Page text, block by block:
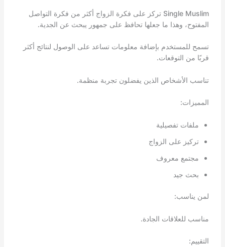
Single Muslim تركز على فكرة الزواج أكثر من فكرة التواصل
المفتوح، وهذا ما جعلها تحافظ على جمهور يبحث عن الجدية.
تسمح للمستخدم بإضافة معلومات تساعد على الوصول لنتائج أكثر
قربًا من التوقعات.
تناسب الأشخاص الذين يفضلون تجربة منظمة.
المميزات:
ملفات تفصيلية
تركيز على الزواج
مجتمع معروف
بحث جيد
لمن يناسب:
مناسب للعلاقات الجادة.
التقييم: